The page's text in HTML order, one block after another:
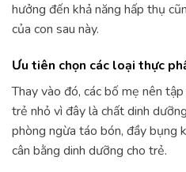
hưởng đến khả năng hấp thụ
của con sau này.
Ưu tiên chọn các loại thực
Thay vào đó, các bố mẹ nên
trẻ nhỏ vì đây là chất dinh
phòng ngừa táo bón, đầy bụng
cân bằng dinh dưỡng cho trẻ.